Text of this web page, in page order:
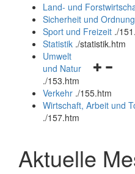
und
schließen
Land- und
Sicherheit und Ordnung
Sport und Freizeit ./
Statistik ./statistik.htm
und
schließen
Umwelt
und Natur
./153.htm
Verkehr ./155.htm
Wirtschaft, Arbeit und
./157.htm
Aktuelle